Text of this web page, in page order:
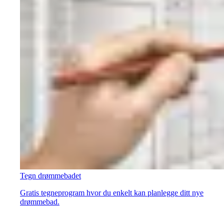
Tegn drømmebadet
Gratis tegneprogram hvor du enkelt kan planlegge ditt nye
drømmebad.